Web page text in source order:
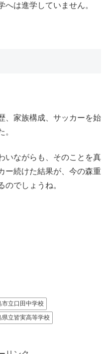
は進学していません。
、家族構成、サッカーを始
。
いながらも、そのことを真
ー続けた結果が、今の森重
のでしょうね。
市立口田中学校
県立皆実高等学校